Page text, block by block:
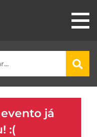
já
:(